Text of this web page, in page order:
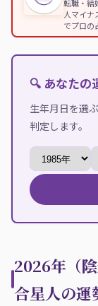
転職・結
人マイナ
でプロの
🔍 あなたの
生年月日を選
判定します。
2026年（
合星人の運